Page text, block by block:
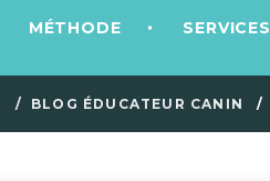
MÉTHODE SERVICES
BLOG ÉDUCATEUR CANIN